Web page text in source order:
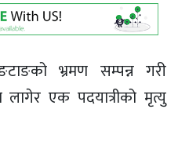
भ्रमण सम्पन्न गरी
लागेर एक पदयात्रीको मृत्यु